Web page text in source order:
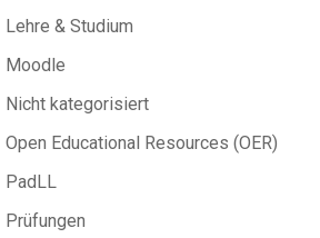
Lehre & Studium
Moodle
Nicht kategorisiert
Open Educational Resources (OER)
PadLL
Prüfungen